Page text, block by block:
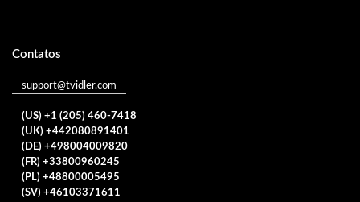
Contatos
support@tvidler.com
(US) +1 (205) 460-7418
(UK) +442080891401
(DE) +498004009820
(FR) +33800960245
(PL) +48800005495
(SV) +46103371611